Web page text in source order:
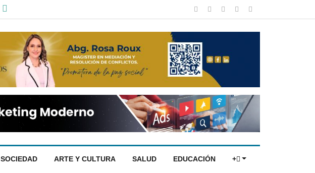
SOCIEDAD ARTE Y CULTURA SALUD EDUCACIÓN +